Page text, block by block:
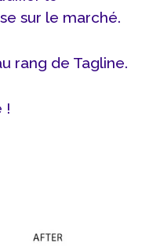
sur le marché.
rang de Tagline.
!